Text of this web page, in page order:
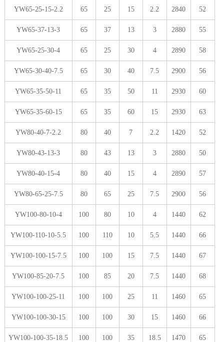
YW65-25-15-2.2 65 25 15 2.2 2840 52
YW65-37-13-3 65 37 13 3 2880 55
YW65-25-30-4 65 25 30 4 2890 58
YW65-30-40-7.5 65 30 40 7.5 2900 56
YW65-35-50-11 65 35 50 11 2930 60
YW65-35-60-15 65 35 60 15 2930 63
YW80-40-7-2.2 80 40 7 2.2 1420 52
YW80-43-13-3 80 43 13 3 2880 50
YW80-40-15-4 80 40 15 4 2890 57
YW80-65-25-7.5 80 65 25 7.5 2900 56
YW100-80-10-4 100 80 10 4 1440 62
YW100-110-10-5.5 100 110 10 5.5 1440 66
YW100-100-15-7.5 100 100 15 7.5 1440 67
YW100-85-20-7.5 100 85 20 7.5 1440 68
YW100-100-25-11 100 100 25 11 1460 65
YW100-100-30-15 100 100 30 15 1460 66
YW100-100-35-18.5 100 100 35 18.5 1470 65